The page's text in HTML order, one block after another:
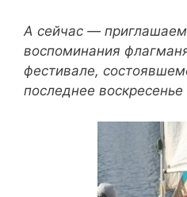
А сейчас — приглашаем
воспоминания
фестивале,
последнее воскресенье